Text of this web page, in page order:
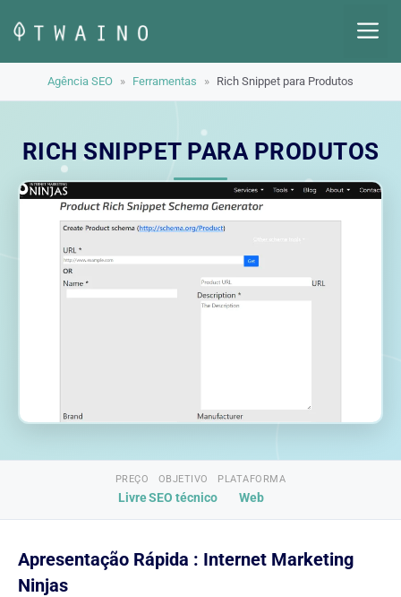
para
o
conteúdo
Agência SEO » Ferramentas » Rich Snippet para Produtos
RICH SNIPPET PARA PRODUTOS
PREÇO
Livre
OBJETIVO
SEO técnico
PLATAFORMA
Web
Apresentação Rápida : Internet Marketing
Ninjas